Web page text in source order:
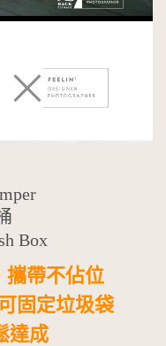
Box
攜帶不佔位
固定垃圾袋
達成